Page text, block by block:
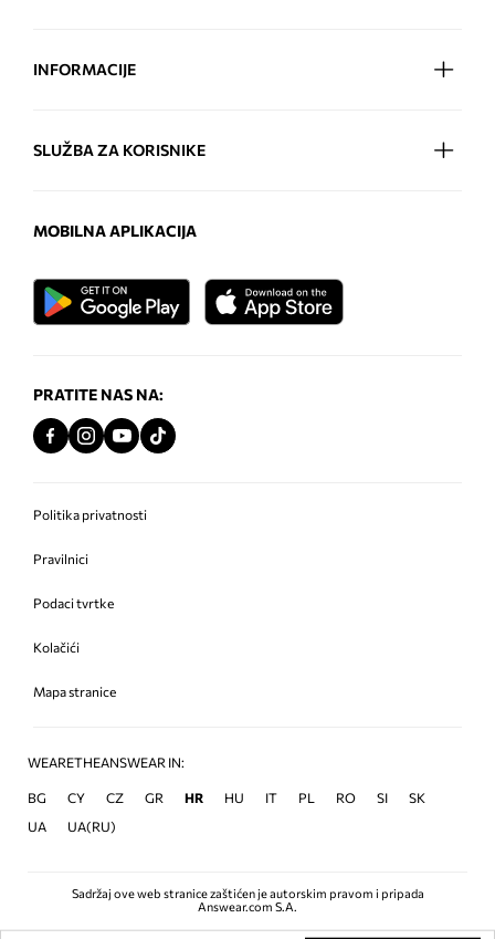
INFORMACIJE
SLUŽBA ZA KORISNIKE
MOBILNA APLIKACIJA
PRATITE NAS NA:
Politika privatnosti
Pravilnici
Podaci tvrtke
Kolačići
Mapa stranice
WEARETHEANSWEAR IN:
BG CY CZ GR HR HU IT PL RO SI
SK
UA
UA(RU)
Sadržaj ove web stranice zaštićen je autorskim pravom i pripada
Answear.com S.A.